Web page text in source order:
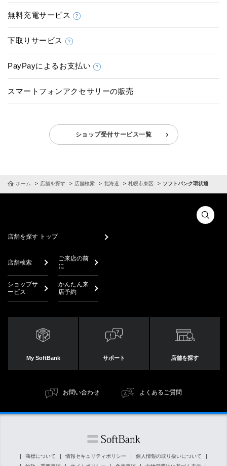
無料充電サービス
下取りサービス
PayPayによるお支払い
スマートフォンアクセサリーの販売
ショップ受付サービス一覧
ホーム 店舗を探す 店舗検索 北海道 札幌市東区 ソフトバンク環状通
店舗を探す トップ
店舗検索
ご来店の前
に
ショップサ
ービス
かんたん来
店予約
My SoftBank サポート 店舗を探す
お問い合わせ よくあるご質問
商標について 情報セキュリティポリシー
個人情報の取り扱いについて